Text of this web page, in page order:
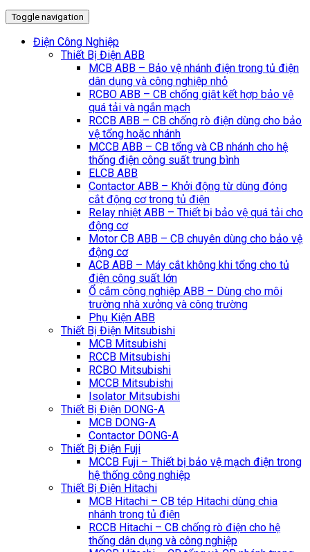
Toggle navigation
Điện Công Nghiệp
Thiết Bị Điện ABB
MCB ABB – Bảo vệ nhánh điện trong tủ điện
dân dụng và công nghiệp nhỏ
RCBO ABB – CB chống giật kết hợp bảo vệ
quá tải và ngắn mạch
RCCB ABB – CB chống rò điện dùng cho bảo
vệ tổng hoặc nhánh
MCCB ABB – CB tổng và CB nhánh cho hệ
thống điện công suất trung bình
ELCB ABB
Contactor ABB – Khởi động từ dùng đóng
cắt động cơ trong tủ điện
Relay nhiệt ABB – Thiết bị bảo vệ quá tải cho
động cơ
Motor CB ABB – CB chuyên dùng cho bảo vệ
động cơ
ACB ABB – Máy cắt không khi tổng cho tủ
điện công suất lớn
Ổ cắm công nghiệp ABB – Dùng cho môi
trường nhà xưởng và công trường
Phụ Kiện ABB
Thiết Bị Điện Mitsubishi
MCB Mitsubishi
RCCB Mitsubishi
RCBO Mitsubishi
MCCB Mitsubishi
Isolator Mitsubishi
Thiết Bị Điện DONG-A
MCB DONG-A
Contactor DONG-A
Thiết Bị Điện Fuji
MCCB Fuji – Thiết bị bảo vệ mạch điện trong
hệ thống công nghiệp
Thiết Bị Điện Hitachi
MCB Hitachi – CB tép Hitachi dùng chia
nhánh trong tủ điện
RCCB Hitachi – CB chống rò điện cho hệ
thống dân dụng và công nghiệp